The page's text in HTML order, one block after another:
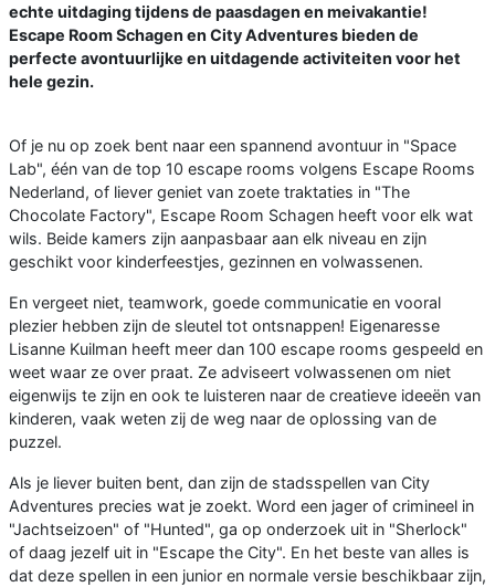
echte uitdaging tijdens de paasdagen en meivakantie!
Escape Room Schagen en City Adventures bieden de
perfecte avontuurlijke en uitdagende activiteiten voor het
hele gezin.
Of je nu op zoek bent naar een spannend avontuur in "Space
Lab", één van de top 10 escape rooms volgens Escape Rooms
Nederland, of liever geniet van zoete traktaties in "The
Chocolate Factory", Escape Room Schagen heeft voor elk wat
wils. Beide kamers zijn aanpasbaar aan elk niveau en zijn
geschikt voor kinderfeestjes, gezinnen en volwassenen.
En vergeet niet, teamwork, goede communicatie en vooral
plezier hebben zijn de sleutel tot ontsnappen! Eigenaresse
Lisanne Kuilman heeft meer dan 100 escape rooms gespeeld en
weet waar ze over praat. Ze adviseert volwassenen om niet
eigenwijs te zijn en ook te luisteren naar de creatieve ideeën van
kinderen, vaak weten zij de weg naar de oplossing van de
puzzel.
Als je liever buiten bent, dan zijn de stadsspellen van City
Adventures precies wat je zoekt. Word een jager of crimineel in
"Jachtseizoen" of "Hunted", ga op onderzoek uit in "Sherlock"
of daag jezelf uit in "Escape the City". En het beste van alles is
dat deze spellen in een junior en normale versie beschikbaar zijn,